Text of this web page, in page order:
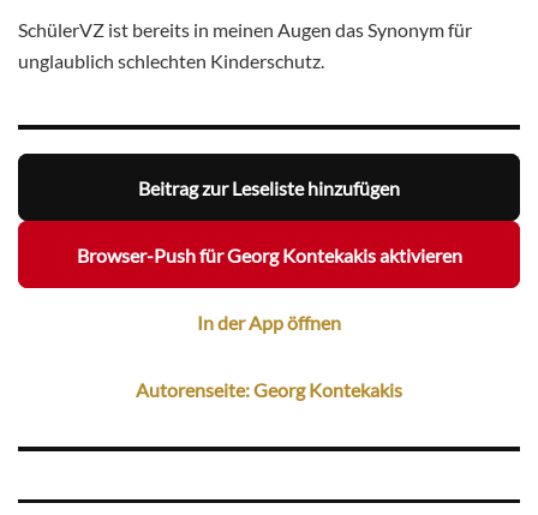
SchülerVZ ist bereits in meinen Augen das Synonym für
unglaublich schlechten Kinderschutz.
Beitrag zur Leseliste hinzufügen
Browser-Push für Georg Kontekakis aktivieren
In der App öffnen
Autorenseite: Georg Kontekakis